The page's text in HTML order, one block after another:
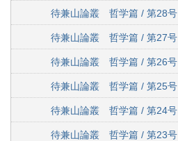
待兼山論叢 哲学篇 / 第28号
待兼山論叢 哲学篇 / 第27号
待兼山論叢 哲学篇 / 第26号
待兼山論叢 哲学篇 / 第25号
待兼山論叢 哲学篇 / 第24号
待兼山論叢 哲学篇 / 第23号